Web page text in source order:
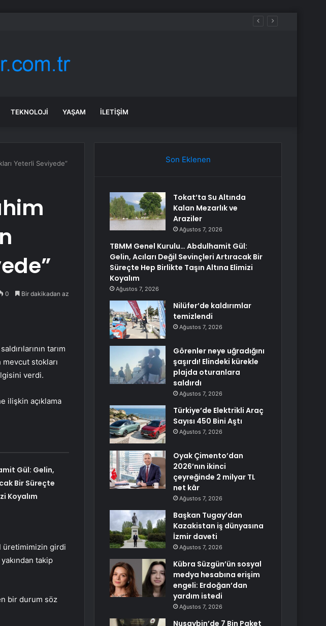
Sevinçleri Artıracak Bir Süreçte Hep Birlikte Taşın Altına Elimizi Koyalım
TEKNOLOJI YAŞAM İLETIŞIM
Yeterli Seviyede”
0 Bir dakikadan az
tarım
stokları
verdi.
ilişkin açıklama
Gül: Gelin,
Bir Süreçte
Koyalım
üretimimizin girdi
takip
bir durum söz
Son Eklenen
Tokat’ta Su Altında
Kalan Mezarlık ve
Araziler
Ağustos 7, 2026
TBMM Genel Kurulu… Abdulhamit Gül:
Gelin, Acıları Değil Sevinçleri Artıracak Bir
Süreçte Hep Birlikte Taşın Altına Elimizi
Koyalım
Ağustos 7, 2026
Nilüfer’de kaldırımlar
temizlendi
Ağustos 7, 2026
Görenler neye uğradığını
şaşırdı! Elindeki kürekle
plajda oturanlara
saldırdı
Ağustos 7, 2026
Türkiye’de Elektrikli Araç
Sayısı 450 Bini Aştı
Ağustos 7, 2026
Oyak Çimento’dan
2026’nın ikinci
çeyreğinde 2 milyar TL
net kâr
Ağustos 7, 2026
Başkan Tugay’dan
Kazakistan iş dünyasına
İzmir daveti
Ağustos 7, 2026
Kübra Süzgün’ün sosyal
medya hesabına erişim
engeli: Erdoğan’dan
yardım istedi
Ağustos 7, 2026
Nusaybin’de 7 Bin Paket